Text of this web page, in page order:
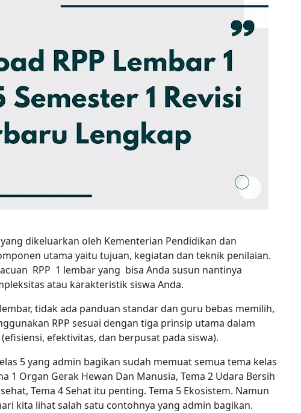
dikeluarkan oleh Kementerian Pendidikan dan
utama yaitu tujuan, kegiatan dan teknik penilaian.
RPP 1 lembar yang bisa Anda susun nantinya
atau karakteristik siswa Anda.
tidak ada panduan standar dan guru bebas memilih,
RPP sesuai dengan tiga prinsip utama dalam
efektivitas, dan berpusat pada siswa).
5 yang admin bagikan sudah memuat semua tema kelas
1 Organ Gerak Hewan Dan Manusia, Tema 2 Udara Bersih
Tema 4 Sehat itu penting. Tema 5 Ekosistem. Namun
kita lihat salah satu contohnya yang admin bagikan.